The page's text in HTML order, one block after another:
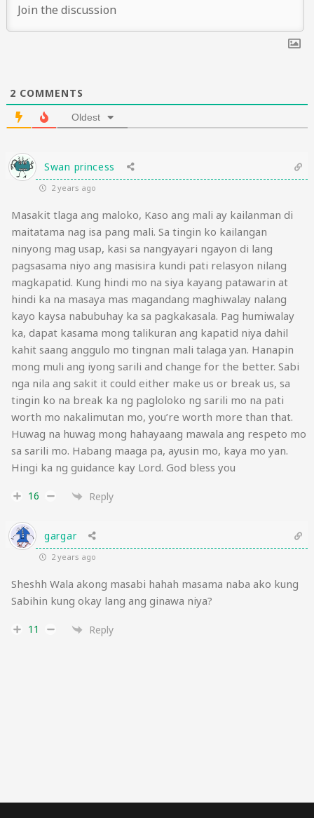
2 COMMENTS
Oldest
Swan princess
2 years ago
Masakit tlaga ang maloko, Kaso ang mali ay kailanman di
maitatama nag isa pang mali. Sa tingin ko kailangan
ninyong mag usap, kasi sa nangyayari ngayon di lang
pagsasama niyo ang masisira kundi pati relasyon nilang
magkapatid. Kung hindi mo na siya kayang patawarin at
hindi ka na masaya mas magandang maghiwalay nalang
kayo kaysa nabubuhay ka sa pagkakasala. Pag humiwalay
ka, dapat kasama mong talikuran ang kapatid niya dahil
kahit saang anggulo mo tingnan mali talaga yan. Hanapin
mong muli ang iyong sarili and change for the better. Sabi
nga nila ang sakit it could either make us or break us, sa
tingin ko na break ka ng pagloloko ng sarili mo na pati
worth mo nakalimutan mo, you’re worth more than that.
Huwag na huwag mong hahayaang mawala ang respeto mo
sa sarili mo. Habang maaga pa, ayusin mo, kaya mo yan.
Hingi ka ng guidance kay Lord. God bless you
16 Reply
gargar
2 years ago
Sheshh Wala akong masabi hahah masama naba ako kung
Sabihin kung okay lang ang ginawa niya?
11 Reply